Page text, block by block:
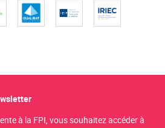
à la FPI, vous souhaitez accéder à